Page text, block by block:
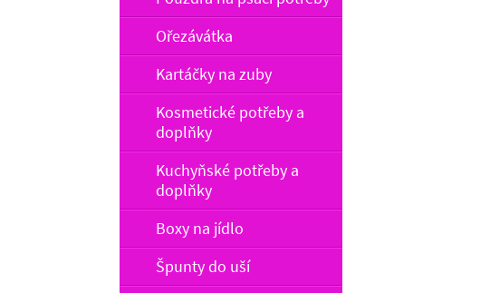
Ořezávátka
Kartáčky na zuby
Kosmetické potřeby a
doplňky
Kuchyňské potřeby a
doplňky
Boxy na jídlo
Špunty do uší